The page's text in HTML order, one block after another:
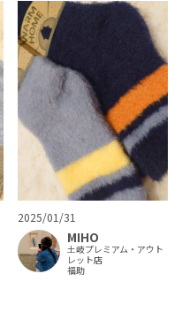
2025/01/31
MIHO
土岐プレミアム・アウト
レット店
福助